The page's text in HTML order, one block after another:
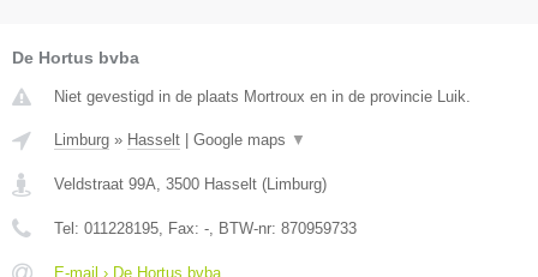
De Hortus bvba
Niet gevestigd in de plaats Mortroux en in de provincie Luik.
Limburg » Hasselt Google maps ▼
Veldstraat 99A, 3500 Hasselt (Limburg)
Tel: 011228195, Fax: -, BTW-nr: 870959733
E-mail › De Hortus bvba